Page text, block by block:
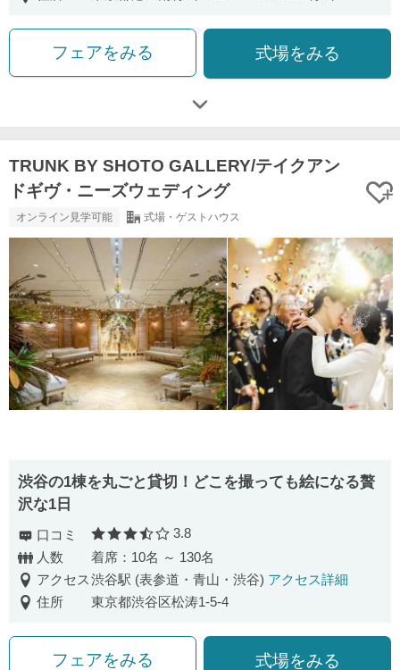
フェアをみる 式場をみる
TRUNK BY SHOTO GALLERY/テイクアン
ドギヴ・ニーズウェディング
オンライン見学可能 式場・ゲストハウス
渋⾕の1棟を丸ごと貸切！どこを撮っても絵になる贅
沢な1⽇
口コミ 口コミ評価
3.8
人数
着席：10名 ～ 130名
アクセス渋谷駅 (表参道・青山・渋谷) アクセス詳細
住所
東京都渋谷区松涛1-5-4
フェアをみる 式場をみる